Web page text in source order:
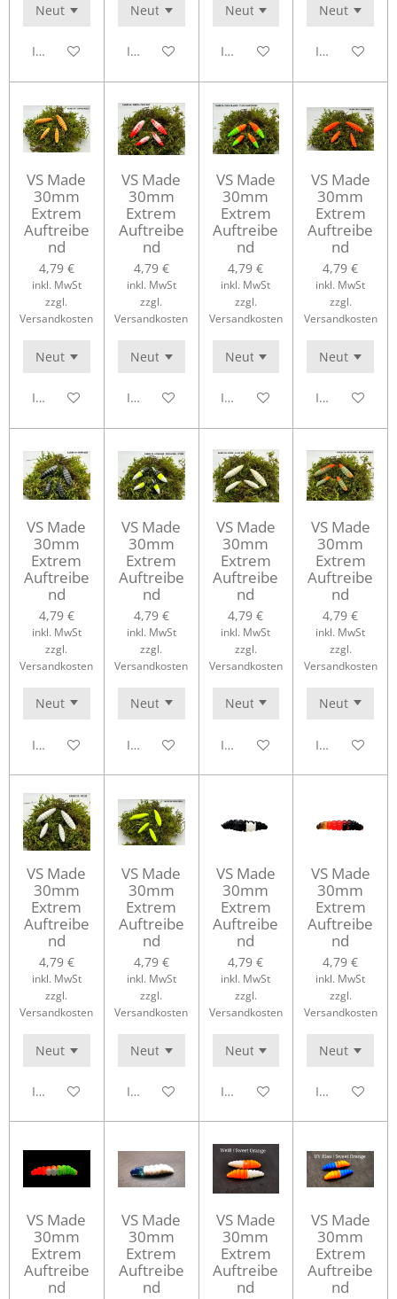
In den WarenkorbIn den WarenkorbIn den WarenkorbIn den
VS Made
30mm
Extrem
Auftreibe
nd
4,79 €
inkl. MwSt
zzgl.
Versandkosten
In den Warenkorb
VS Made
30mm
Extrem
Auftreibe
nd
4,79 €
inkl. MwSt
zzgl.
Versandkosten
In den Warenkorb
VS Made
30mm
Extrem
Auftreibe
nd
4,79 €
inkl. MwSt
zzgl.
Versandkosten
In den Warenkorb
VS Made
30mm
Extrem
Auftreibe
nd
4,79 €
inkl. MwSt
zzgl.
Versandkosten
In den
VS Made
30mm
Extrem
Auftreibe
nd
4,79 €
inkl. MwSt
zzgl.
Versandkosten
In den Warenkorb
VS Made
30mm
Extrem
Auftreibe
nd
4,79 €
inkl. MwSt
zzgl.
Versandkosten
In den Warenkorb
VS Made
30mm
Extrem
Auftreibe
nd
4,79 €
inkl. MwSt
zzgl.
Versandkosten
In den Warenkorb
VS Made
30mm
Extrem
Auftreibe
nd
4,79 €
inkl. MwSt
zzgl.
Versandkosten
In den
VS Made
30mm
Extrem
Auftreibe
nd
4,79 €
inkl. MwSt
zzgl.
Versandkosten
In den Warenkorb
VS Made
30mm
Extrem
Auftreibe
nd
4,79 €
inkl. MwSt
zzgl.
Versandkosten
In den Warenkorb
VS Made
30mm
Extrem
Auftreibe
nd
4,79 €
inkl. MwSt
zzgl.
Versandkosten
In den Warenkorb
VS Made
30mm
Extrem
Auftreibe
nd
4,79 €
inkl. MwSt
zzgl.
Versandkosten
In den
VS Made
30mm
Extrem
Auftreibe
nd
VS Made
30mm
Extrem
Auftreibe
nd
VS Made
30mm
Extrem
Auftreibe
nd
VS Made
30mm
Extrem
Auftreibe
nd